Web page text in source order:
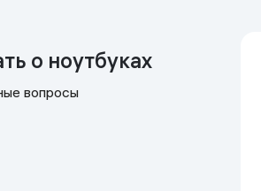
о ноутбуках
вопросы